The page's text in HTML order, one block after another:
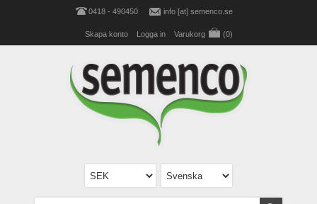
0418 - 490450 info [at] semenco.se
Skapa konto Logga in Varukorg (0)